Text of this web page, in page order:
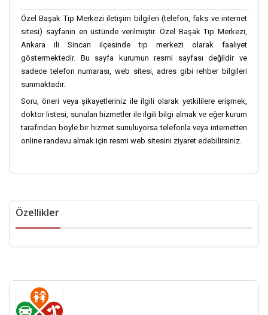
Özel Başak Tıp Merkezi iletişim bilgileri (telefon, faks ve internet
sitesi) sayfanın en üstünde verilmiştir. Özel Başak Tıp Merkezi,
Ankara ili Sincan ilçesinde tıp merkezi olarak faaliyet
göstermektedir. Bu sayfa kurumun resmi sayfası değildir ve
sadece telefon numarası, web sitesi, adres gibi rehber bilgileri
sunmaktadır.
Soru, öneri veya şikayetleriniz ile ilgili olarak yetkililere erişmek,
doktor listesi, sunulan hizmetler ile ilgili bilgi almak ve eğer kurum
tarafından böyle bir hizmet sunuluyorsa telefonla veya internetten
online randevu almak için resmi web sitesini ziyaret edebilirsiniz.
Özellikler